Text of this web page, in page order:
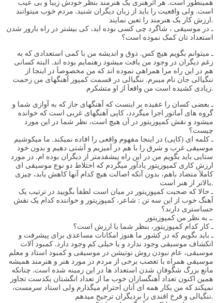
همینطور است. هر اثرهنری یک هنرمند بنظر خودش زیبا و بی عیب
است. ولی واقعیت را باید از زبان دیگران شنید. مردم خوب میتوانند
ارزش کار یک هنرمند را تعین نمایند.
ـ در موسیقی ، شاگرد چی کسی بوده اید، کی بیشتر در راه بارور شدن
استعداد تان کمک نموده است؟
ـ میتوانم بگویم هیچ کس. ذوق و اندیشه من با کمی استعدادی که به
زغم دیگران در وجود من یافت میشود رهنمایم بوده اند. البته کسانی
هم در این راه مرا همراهی نموده اند که من مخصوصاَ در اینجا از
ننگیالی جان نام میبرم. ننگیالی در قسمت کمپوز آهنگهای من زحمت
زیادی کشیده است من واقعاَ از او متشکرم.
ـ بعضی کسان را عقیده بر اینست که آهنگهای جاز که به آوازی شما و
گروه های آماتور اجرا میگردد، کاپی آهنگهای غربی است که خوانده
میشود و نقش کمپوزیتور در آن هیچ است، نظر شما در این مورد
چیست؟
ـ کلمه ای (کاپی) در اینجا مفهوم واقعی را افاده نمیکند. ما میکوشیم
موسیقی غرب و شرق را با هم در آمیزیم و آشتی دهیم و بدون خود
ستایی باید بگویم من در این راه پیشقدمتر از دیگران بوده ام. در مورد
ارزش کاری کمپوزیتور یادآور میگردم که اختلاط دو نوع موسیقی ای
کاملاَ متضاد باهم، بدون آنکه اصالت هیچ کدام آنها کاهش یابد، چیزی
بالاتر از هنر است.
ـ حالا که صحبت کمپوزیتور در میان است لطفاَ بگویید در ترتیب یک
آهنگ خوب از این سه تن : شاعر، کمپوزیتور و خواننده کدام یک نقش
حساستری دارند؟
ـ به نظر من کمپوزیتور.
ـ کار کدام کمپوزیتور، بنظر شما با ارزش است؟
ـ باید بگویم که در کشور ما هنوز امکانات مساعدی برای پیشرفت و
انکشاف موسیقی وجود ندارد و یا خیلی کم وجود دارد. کمبود آلات
موسیقی، عام نبودن روش نوتیشن در موسیقی و کمبود استاد و معلم
موسیقی همراه با تعصب برخی از مردم در مورد هنر و هنرمند همیشه
مانع بزرگ شگوفان شدن استعداد ها در این زمینه شده است. چنانکه
همین اکنون تعداد آهنگسازان خوب ما از تعداد انگشتان یکدست تجاوز
نمیکند که من بکار همه ای آنان احترام میگذارم ولی استاد سرمست،
ننگیالی و فرخ افندی را بردیگران ترجیح میدهم.